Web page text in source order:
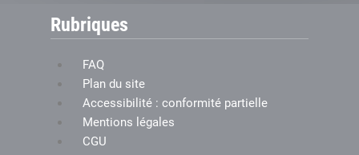
Rubriques
FAQ
Plan du site
Accessibilité : conformité partielle
Mentions légales
CGU